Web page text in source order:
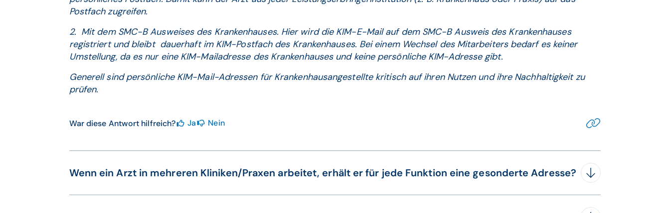
Postfach zugreifen.
2. Mit dem SMC-B Ausweises des Krankenhauses. Hier wird die KIM-E-Mail auf dem SMC-B Ausweis des Krankenhauses
registriert und bleibt dauerhaft im KIM-Postfach des Krankenhauses. Bei einem Wechsel des Mitarbeiters bedarf es keiner
Umstellung, da es nur eine KIM-Mailadresse des Krankenhauses und keine persönliche KIM-Adresse gibt.
Generell sind persönliche KIM-Mail-Adressen für Krankenhausangestellte kritisch auf ihren Nutzen und ihre Nachhaltigkeit zu
prüfen.
War diese Antwort hilfreich? Ja Nein
Wenn ein Arzt in mehreren Kliniken/Praxen arbeitet, erhält er für jede Funktion eine gesonderte Adresse?